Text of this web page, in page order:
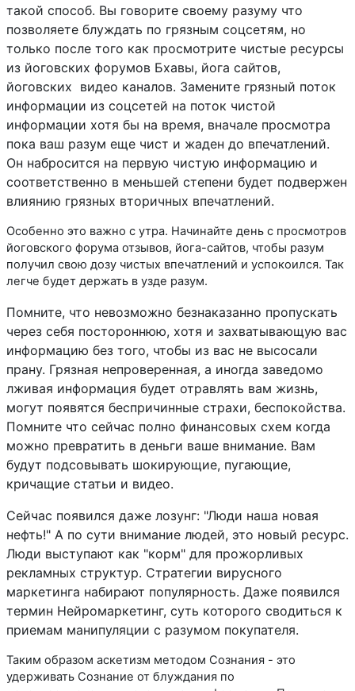
такой способ. Вы говорите своему разуму что
позволяете блуждать по грязным соцсетям, но
только после того как просмотрите чистые ресурсы
из йоговских форумов Бхавы, йога сайтов,
йоговских видео каналов. Замените грязный поток
информации из соцсетей на поток чистой
информации хотя бы на время, вначале просмотра
пока ваш разум еще чист и жаден до впечатлений.
Он набросится на первую чистую информацию и
соответственно в меньшей степени будет подвержен
влиянию грязных вторичных впечатлений.
Особенно это важно с утра. Начинайте день с просмотров
йоговского форума отзывов, йога-сайтов, чтобы разум
получил свою дозу чистых впечатлений и успокоился. Так
легче будет держать в узде разум.
Помните, что невозможно безнаказанно пропускать
через себя постороннюю, хотя и захватывающую вас
информацию без того, чтобы из вас не высосали
прану. Грязная непроверенная, а иногда заведомо
лживая информация будет отравлять вам жизнь,
могут появятся беспричинные страхи, беспокойства.
Помните что сейчас полно финансовых схем когда
можно превратить в деньги ваше внимание. Вам
будут подсовывать шокирующие, пугающие,
кричащие статьи и видео.
Сейчас появился даже лозунг: "Люди наша новая
нефть!" А по сути внимание людей, это новый ресурс.
Люди выступают как "корм" для прожорливых
рекламных структур. Стратегии вирусного
маркетинга набирают популярность. Даже появился
термин Нейромаркетинг, суть которого сводиться к
приемам манипуляции с разумом покупателя.
Таким образом аскетизм методом Сознания - это
удерживать Сознание от блуждания по